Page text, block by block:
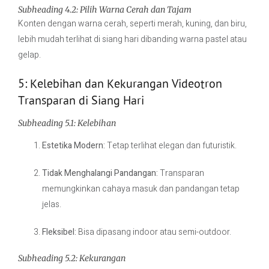
Subheading 4.2: Pilih Warna Cerah dan Tajam
Konten dengan warna cerah, seperti merah, kuning, dan biru,
lebih mudah terlihat di siang hari dibanding warna pastel atau
gelap.
5: Kelebihan dan Kekurangan Videotron
Transparan di Siang Hari
Subheading 5.1: Kelebihan
Estetika Modern:Tetap terlihat elegan dan futuristik.
Tidak Menghalangi Pandangan:Transparan
memungkinkan cahaya masuk dan pandangan tetap
jelas.
Fleksibel: Bisa dipasang indoor atau semi-outdoor.
Subheading 5.2: Kekurangan